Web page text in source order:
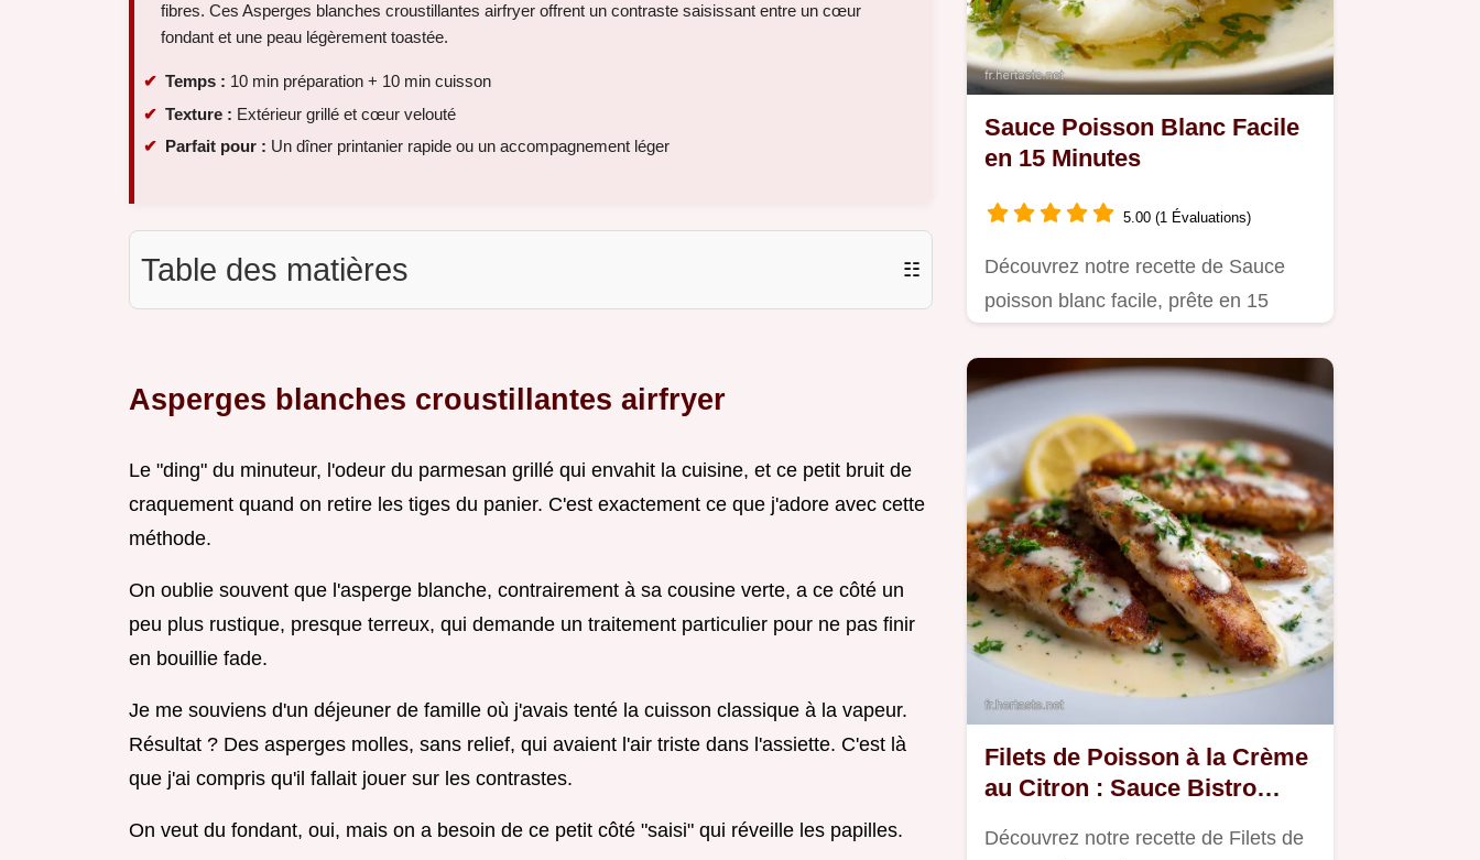
fibres. Ces Asperges blanches croustillantes airfryer offrent un contraste saisissant entre un cœur
fondant et une peau légèrement toastée.
Temps : 10 min préparation + 10 min cuisson
Texture : Extérieur grillé et cœur velouté
Parfait pour : Un dîner printanier rapide ou un accompagnement léger
Table des matières ☷
Asperges blanches croustillantes airfryer
Le "ding" du minuteur, l'odeur du parmesan grillé qui envahit la cuisine, et ce petit bruit de
craquement quand on retire les tiges du panier. C'est exactement ce que j'adore avec cette
méthode.
On oublie souvent que l'asperge blanche, contrairement à sa cousine verte, a ce côté un
peu plus rustique, presque terreux, qui demande un traitement particulier pour ne pas finir
en bouillie fade.
Je me souviens d'un déjeuner de famille où j'avais tenté la cuisson classique à la vapeur.
Résultat ? Des asperges molles, sans relief, qui avaient l'air triste dans l'assiette. C'est là
que j'ai compris qu'il fallait jouer sur les contrastes.
On veut du fondant, oui, mais on a besoin de ce petit côté "saisi" qui réveille les papilles.
Sauce Poisson Blanc Facile
en 15 Minutes
5.00 (1 Évaluations)
Découvrez notre recette de Sauce
poisson blanc facile, prête en 15
Filets de Poisson à la Crème
au Citron : Sauce Bistro
Découvrez notre recette de Filets de